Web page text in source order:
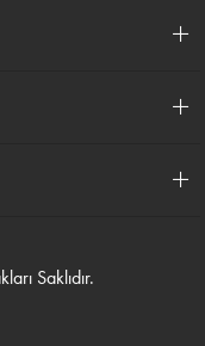
Saklıdır.